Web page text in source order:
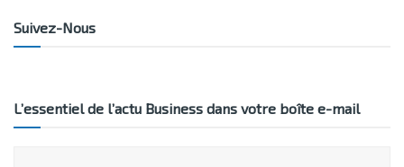
Suivez-Nous
L’essentiel de l’actu Business dans votre boîte e-mail